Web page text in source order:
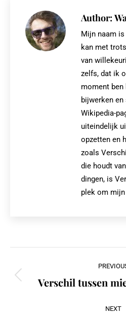
Author:
Mijn naam
kan met
van
zelfs, dat ik
moment ben
bijwerken
Wikipedia-
uiteindelijk
opzetten en
zoals
die houdt
dingen, is
plek om
navigation
Verschil tussen
NEXT